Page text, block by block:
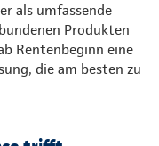
als umfassende
Produkten
Rentenbeginn eine
die am besten zu